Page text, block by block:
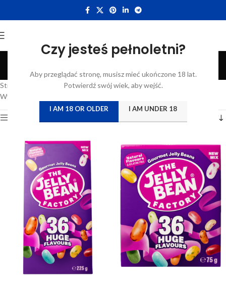
Czy jesteś pełnoletni?
Aby przeglądać stronę, musisz mieć ukończone 18 lat.
Potwierdź swój wiek, aby wejść.
I AM 18 OR OLDER I AM UNDER 18
36 mix
Categories
Strona główna
Katalog/Produkty oznaczone “36 mix”
Wyświetlanie wszystkich wyników: 3